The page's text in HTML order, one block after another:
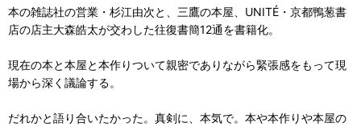
本の雑誌社の営業・杉江由次と、三鷹の本屋、UNITÉ・京都鴨葱書
店の店主大森皓太が交わした往復書簡12通を書籍化。
現在の本と本屋と本作りついて親密でありながら緊張感をもって現
場から深く議論する。
だれかと語り合いたかった。真剣に、本気で。本や本作りや本屋の